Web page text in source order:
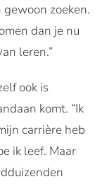
gewoon zoeken.
dan je nu
leren.”
ook is
komt. “Ik
carrière heb
ik leef. Maar